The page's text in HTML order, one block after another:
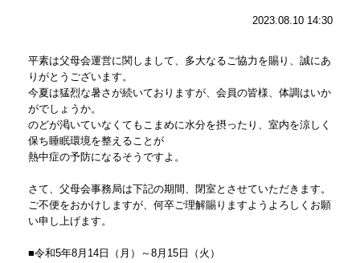
2023.08.10 14:30
平素は父母会運営に関しまして、多大なるご協力を賜り、誠にあ
りがとうございます。
今夏は猛烈な暑さが続いておりますが、会員の皆様、体調はいか
がでしょうか。
のどが渇いていなくてもこまめに水分を摂ったり、室内を涼しく
保ち睡眠環境を整えることが
熱中症の予防になるそうですよ。
さて、父母会事務局は下記の期間、閉室とさせていただきます。
ご不便をおかけしますが、何卒ご理解賜りますようよろしくお願
い申し上げます。
■令和5年8月14日（月）～8月15日（火）